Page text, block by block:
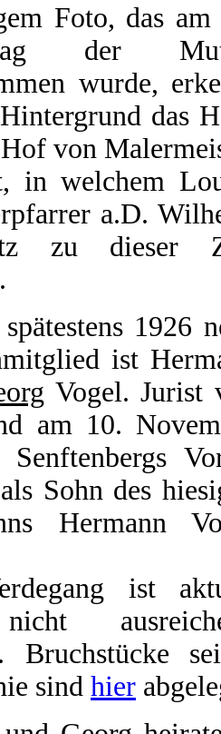
Foto, das am
der
wurde,
das
von
in welchem
a.D.
zu dieser
1926
ist
Vogel. Jurist
am 10.
Sohn des
Hermann
ist
Bruchstücke
sind hier